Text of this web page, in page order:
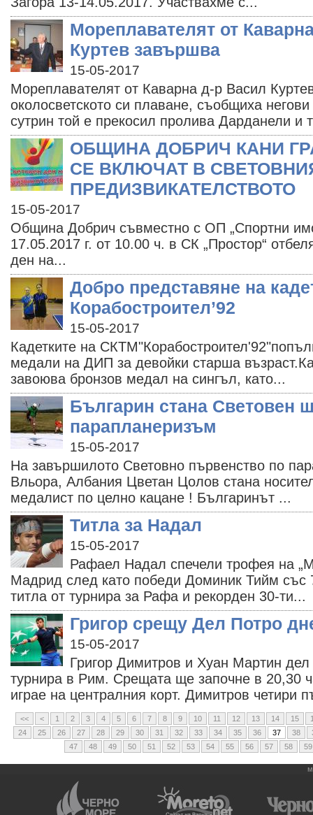
Мореплавателят от
Куртев завършва
15-05-2017
Мореплавателят от Каварна д-р Васил
околосветското си плаване, съобщиха
сутрин той е прекосил пролива Дарданели и
ОБЩИНА ДОБРИЧ КАНИ
СЕ ВКЛЮЧАТ В
ПРЕДИЗВИКАТЕЛСТВОТО
15-05-2017
Община Добрич съвместно с ОП „Спортни
17.05.2017 г. от 10.00 ч. в СК „Простор“
ден на...
Добро представяне на
Корабостроител’92
15-05-2017
Кадетките на
медали на ДИП за девойки старша
завоюва бронзов медал на сингъл, като...
Българин стана Световен
парапланеризъм
15-05-2017
На завършилото Световно първенство по
Вльора, Албания Цветан Цолов стана
медалист по целно кацане ! Българинът ...
Титла за Надал
15-05-2017
Рафаел Надал спечели трофея на
Мадрид след като победи Доминик Тийм със
титла от турнира за Рафа и рекорден 30-ти...
Григор срещу Дел Потро
15-05-2017
Григор Димитров и Хуан Мартин дел
турнира в Рим. Срещата ще започне в 20,30
играе на централния корт. Димитров четири
<< < 1 2 3 4 5 6 7 8 9 10 11 12 13 14 15
24
25 26 27 28 29 30 31 32 33 34 35 36 37 38
47
48 49 50 51 52 53 54 55 56 57 58 59